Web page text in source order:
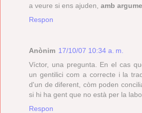
a veure si ens ajuden, amb
Respon
Anònim 17/10/07 10:34 a. m.
Víctor, una pregunta. En el cas
un gentilici com a correcte i la
d'un de diferent, còm poden
si hi ha gent que no està per la
Respon